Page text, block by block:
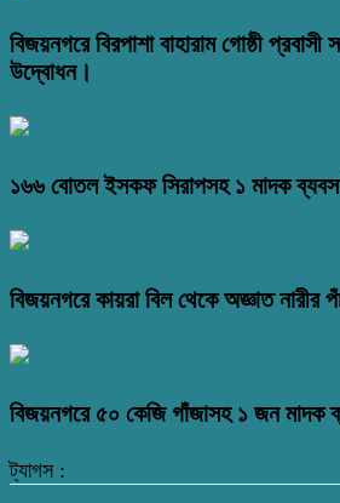
বিজয়নগরে বিরপাশা বাহারাম গোষ্ঠী
উদ্বোধন।
১৬৬ বোতল ইসকফ সিরাপসহ ১ মাদক
বিজয়নগরে কায়রা বিল থেকে অজ্ঞাত নারীর
বিজয়নগরে ৫০ কেজি গাঁজাসহ ১ জন মাদক
ট্যাগস :